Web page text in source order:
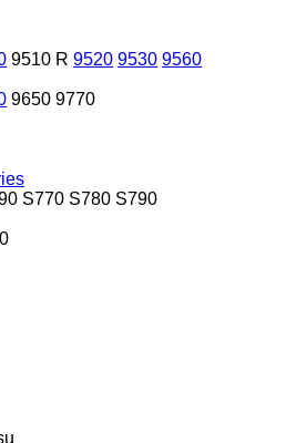
9510 R 9520 9530 9560
9650 9770
S770 S780 S790